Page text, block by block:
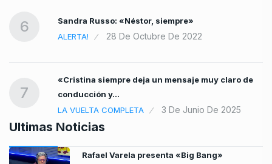
6
Sandra Russo: «Néstor, siempre»
ALERTA!
28 De Octubre De 2022
7
«Cristina siempre deja un mensaje muy claro de
conducción y…
LA VUELTA COMPLETA
3 De Junio De 2025
Ultimas Noticias
Rafael Varela presenta «Big Bang»